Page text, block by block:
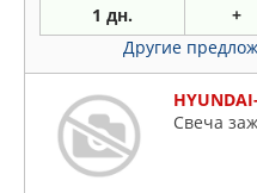
1 дн. +
Другие
Свеча